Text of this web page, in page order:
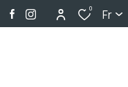
0 Fr